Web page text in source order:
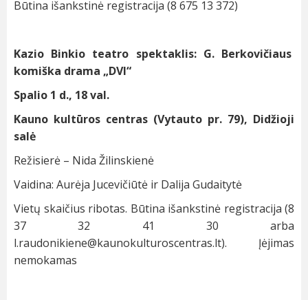
Būtina išankstinė registracija (8 675 13 372)
Kazio Binkio teatro spektaklis: G. Berkovičiaus
komiška drama „DVI“
Spalio 1 d., 18 val.
Kauno kultūros centras (Vytauto pr. 79), Didžioji
salė
Režisierė – Nida Žilinskienė
Vaidina: Aurėja Jucevičiūtė ir Dalija Gudaitytė
Vietų skaičius ribotas. Būtina išankstinė registracija (8
37 32 41 30 arba
l.raudonikiene@kaunokulturoscentras.lt). Įėjimas
nemokamas